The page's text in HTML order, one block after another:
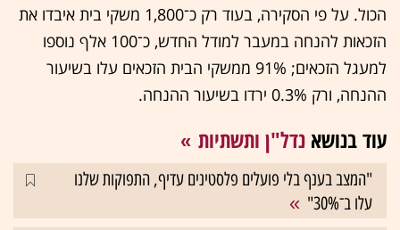
הכול. על פי הסקירה, בעוד רק כ־1,800 משקי בית איבדו את
הזכאות להנחה במעבר למודל החדש, כ־100 אלף נוספו
למעגל הזכאים; 91% ממשקי הבית הזכאים עלו בשיעור
ההנחה, ורק 0.3% ירדו בשיעור ההנחה.
עוד בנושא נדל"ן ותשתיות
"המצב בענף בלי פועלים פלסטינים עדיף, התפוקות שלנו
עלו ב־30%"